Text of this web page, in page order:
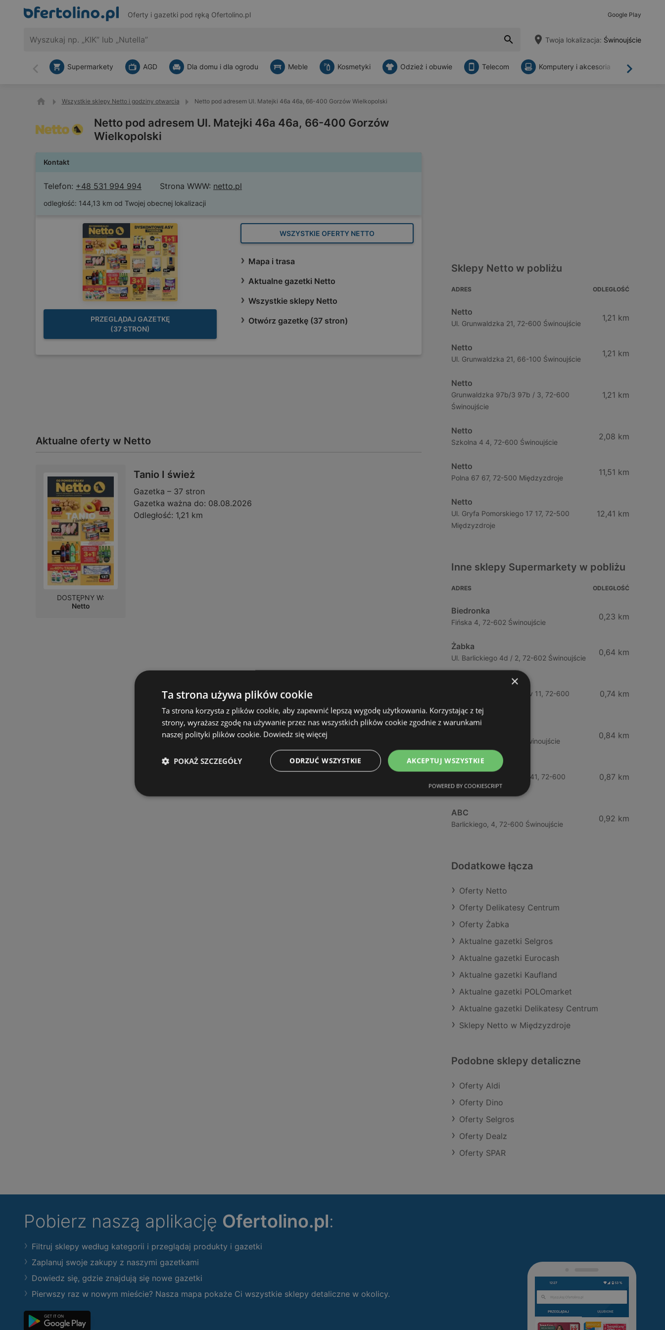
Oferty i gazetki pod ręką Ofertolino.pl Google Play
Twoja lokalizacja: Świnoujście
Wstecz Dalej
Supermarkety AGD Dla domu i dla ogrodu Meble Kosmetyki Odzież i obuwie Telecom Komputery i akcesoria
Wszystkie sklepy Netto i godziny otwarcia Netto pod adresem Ul. Matejki 46a 46a, 66-400 Gorzów Wielkopolski
Netto pod adresem Ul. Matejki 46a 46a, 66-400 Gorzów
Wielkopolski
Kontakt
Telefon: +48 531 994 994 Strona WWW: netto.pl
odległość: 144,13 km od Twojej obecnej lokalizacji
PRZEGLĄDAJ GAZETKĘ
(37 STRON)
WSZYSTKIE OFERTY NETTO
Mapa i trasa
Aktualne gazetki Netto
Wszystkie sklepy Netto
Otwórz gazetkę (37 stron)
Aktualne oferty w Netto
Tanio I śwież
Gazetka – 37 stron
Gazetka ważna do: 08.08.2026
Odległość: 1,21 km
DOSTĘPNY W:
Netto
Sklepy Netto w pobliżu
ADRES ODLEGŁOŚĆ
Netto
Ul. Grunwaldzka 21, 72-600 Świnoujście
1,21 km
Netto
Ul. Grunwaldzka 21, 66-100 Świnoujście
1,21 km
Netto
Grunwaldzka 97b/3 97b / 3, 72-600
Świnoujście
1,21 km
Netto
Szkolna 4 4, 72-600 Świnoujście
2,08 km
Netto
Polna 67 67, 72-500 Międzyzdroje
11,51 km
Netto
Ul. Gryfa Pomorskiego 17 17, 72-500
Międzyzdroje
12,41 km
Inne sklepy Supermarkety w pobliżu
ADRES ODLEGŁOŚĆ
Biedronka
Fińska 4, 72-602 Świnoujście
0,23 km
Żabka
Ul. Barlickiego 4d / 2, 72-602 Świnoujście
0,64 km
Wybrzeze Władysława Iv 11, 72-600
0,74 km
Chrobrego 9, 72-600 Świnoujście
0,84 km
Lidl
Ul. Bohaterów Września 41, 72-600
Świnoujście
0,87 km
ABC
Barlickiego, 4, 72-600 Świnoujście
0,92 km
Dodatkowe łącza
Oferty Netto
Oferty Delikatesy Centrum
Oferty Żabka
Aktualne gazetki Selgros
Aktualne gazetki Eurocash
Aktualne gazetki Kaufland
Aktualne gazetki POLOmarket
Aktualne gazetki Delikatesy Centrum
Sklepy Netto w Międzyzdroje
Podobne sklepy detaliczne
Oferty Aldi
Oferty Dino
Oferty Selgros
Oferty Dealz
Oferty SPAR
Pobierz naszą aplikację Ofertolino.pl:
Filtruj sklepy według kategorii i przeglądaj produkty i gazetki
Zaplanuj swoje zakupy z naszymi gazetkami
Dowiedz się, gdzie znajdują się nowe gazetki
Pierwszy raz w nowym mieście? Nasza mapa pokaże Ci wszystkie sklepy detaliczne w okolicy.
×
Ta strona używa plików cookie
Ta strona korzysta z plików cookie, aby zapewnić lepszą wygodę użytkowania. Korzystając z tej
strony, wyrażasz zgodę na używanie przez nas wszystkich plików cookie zgodnie z warunkami
naszej polityki plików cookie. Dowiedz się więcej
AKCEPTUJ WSZYSTKIE
ODRZUĆ WSZYSTKIE
POKAŻ SZCZEGÓŁY
POWERED BY COOKIESCRIPT